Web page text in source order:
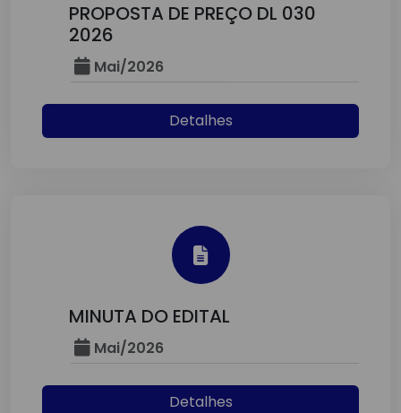
PROPOSTA DE PREÇO DL 030
2026
Mai/2026
Detalhes
MINUTA DO EDITAL
Mai/2026
Detalhes